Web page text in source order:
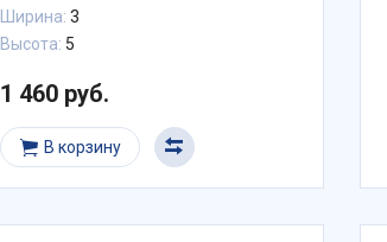
Ширина: 3
Высота: 5
1 460 руб.
В корзину